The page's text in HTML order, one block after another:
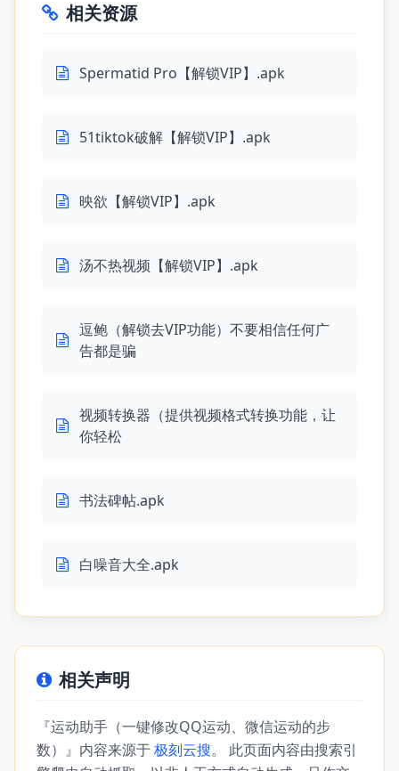
相关资源
Spermatid Pro【解锁VIP】.apk
51tiktok破解【解锁VIP】.apk
映欲【解锁VIP】.apk
汤不热视频【解锁VIP】.apk
逗鲍（解锁去VIP功能）不要相信任何广
告都是骗
视频转换器（提供视频格式转换功能，让
你轻松
书法碑帖.apk
白噪音大全.apk
相关声明
『运动助手（一键修改QQ运动、微信运动的步
数）』内容来源于极刻云搜。 此页面内容由搜索引